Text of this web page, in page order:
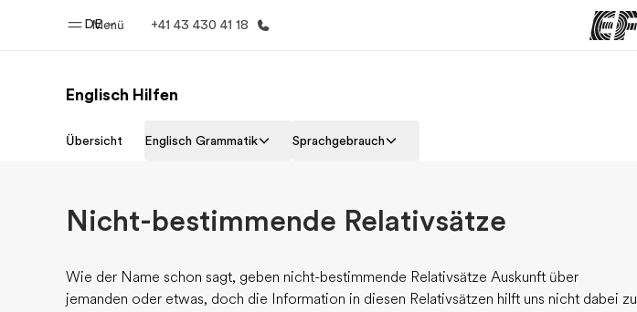
Menü
DE +41 43 430 41 18
Home Programme
Englisch Hilfen
Übersicht Englisch Grammatik Sprachgebrauch
Nicht-bestimmende Relativsätze
Wie der Name schon sagt, geben nicht-bestimmende Relativsätze Auskunft über
jemanden oder etwas, doch die Information in diesen Relativsätzen hilft uns nicht dabei zu